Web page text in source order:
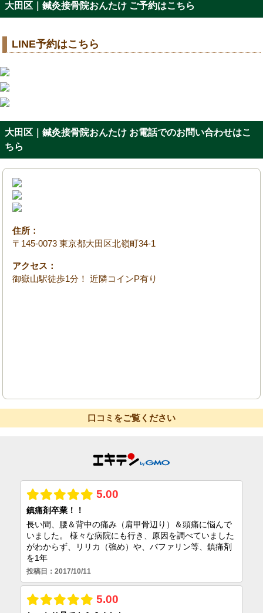
大田区｜鍼灸接骨院おんたけ ご予約はこちら
LINE予約はこちら
大田区｜鍼灸接骨院おんたけ お電話でのお問い合わせはこ
ちら
住所：
〒145-0073 東京都大田区北嶺町34-1
アクセス：
御嶽山駅徒歩1分！ 近隣コインP有り
口コミをご覧ください